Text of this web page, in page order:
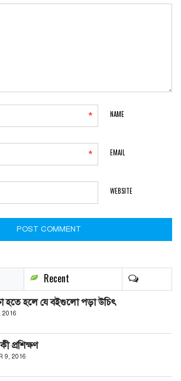
NAME
*
EMAIL
*
WEBSITE
Recent
হতে হলে যে বইগুলো পড়া উচিৎ
2016
প্রশিক্ষণ
9, 2016